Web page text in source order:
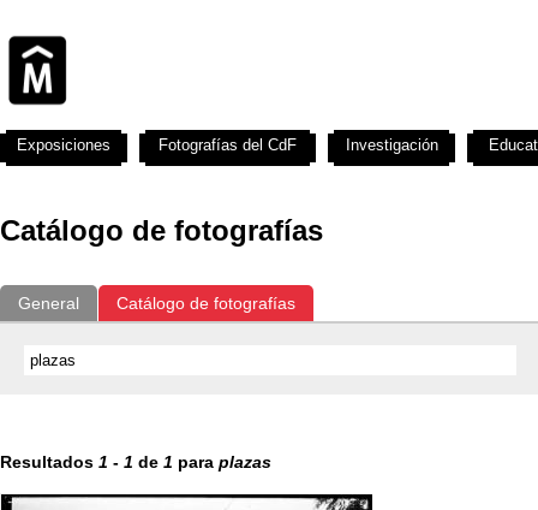
Catálogo de fotografías
General Catálogo de fotografías
Resultados 1 - 1 de 1 para plazas
Exposiciones Fotografías del CdF Investigación